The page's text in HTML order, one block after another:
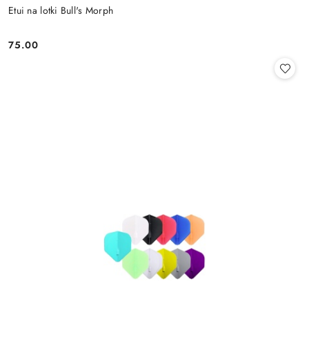
Etui na lotki Bull's Morph
Cena:
75.00